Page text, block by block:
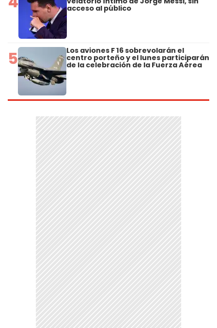
acceso al público
5 Los aviones F 16 sobrevolarán el
centro porteño y el lunes participarán
de la celebración de la Fuerza Aérea